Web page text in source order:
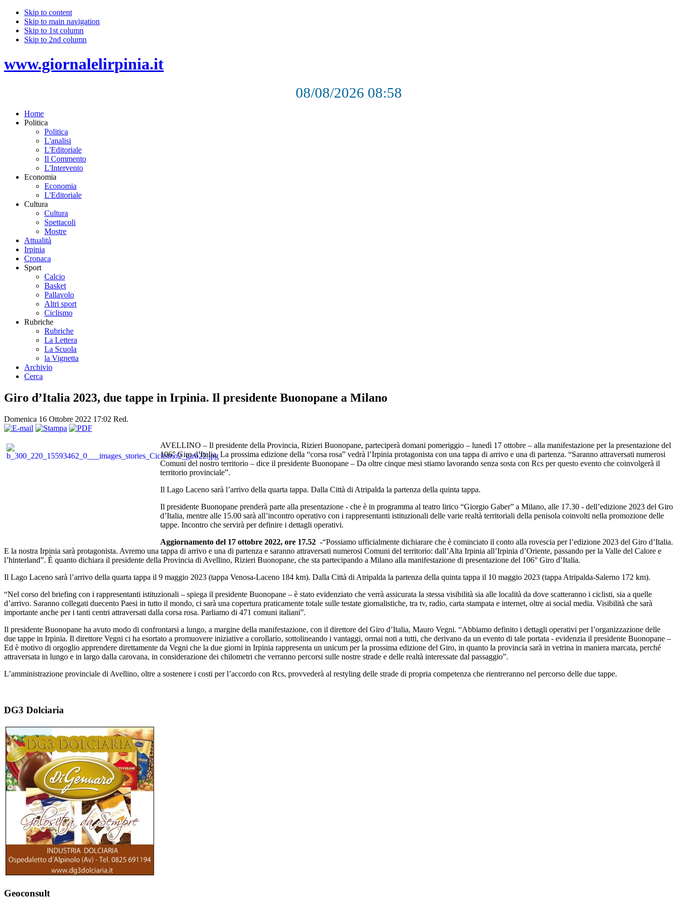
Skip to content
Skip to main navigation
Skip to 1st column
Skip to 2nd column
www.giornalelirpinia.it
08/08/2026 08:58
Home
Politica
Politica
L'analisi
L'Editoriale
Il Commento
L'Intervento
Economia
Economia
L'Editoriale
Cultura
Cultura
Spettacoli
Mostre
Attualità
Irpinia
Cronaca
Sport
Calcio
Basket
Pallavolo
Altri sport
Ciclismo
Rubriche
Rubriche
La Lettera
La Scuola
la Vignetta
Archivio
Cerca
Giro d’Italia 2023, due tappe in Irpinia. Il presidente Buonopane a Milano
Domenica 16 Ottobre 2022 17:02 Red.
AVELLINO – Il presidente della Provincia, Rizieri Buonopane, parteciperà domani pomeriggio – lunedì 17 ottobre – alla manifestazione per la presentazione del
106° Giro d’Italia. La prossima edizione della “corsa rosa” vedrà l’Irpinia protagonista con una tappa di arrivo e una di partenza. “Saranno attraversati numerosi
Comuni del nostro territorio – dice il presidente Buonopane – Da oltre cinque mesi stiamo lavorando senza sosta con Rcs per questo evento che coinvolgerà il
territorio provinciale”.
Il Lago Laceno sarà l’arrivo della quarta tappa. Dalla Città di Atripalda la partenza della quinta tappa.
Il presidente Buonopane prenderà parte alla presentazione - che è in programma al teatro lirico “Giorgio Gaber” a Milano, alle 17.30 - dell’edizione 2023 del Giro
d’Italia, mentre alle 15.00 sarà all’incontro operativo con i rappresentanti istituzionali delle varie realtà territoriali della penisola coinvolti nella promozione delle
tappe. Incontro che servirà per definire i dettagli operativi.
Aggiornamento del 17 ottobre 2022, ore 17.52 -“Possiamo ufficialmente dichiarare che è cominciato il conto alla rovescia per l’edizione 2023 del Giro d’Italia.
E la nostra Irpinia sarà protagonista. Avremo una tappa di arrivo e una di partenza e saranno attraversati numerosi Comuni del territorio: dall’Alta Irpinia all’Irpinia d’Oriente, passando per la Valle del Calore e
l’hinterland”. È quanto dichiara il presidente della Provincia di Avellino, Rizieri Buonopane, che sta partecipando a Milano alla manifestazione di presentazione del 106° Giro d’Italia.
Il Lago Laceno sarà l’arrivo della quarta tappa il 9 maggio 2023 (tappa Venosa-Laceno 184 km). Dalla Città di Atripalda la partenza della quinta tappa il 10 maggio 2023 (tappa Atripalda-Salerno 172 km).
“Nel corso del briefing con i rappresentanti istituzionali – spiega il presidente Buonopane – è stato evidenziato che verrà assicurata la stessa visibilità sia alle località da dove scatteranno i ciclisti, sia a quelle
d’arrivo. Saranno collegati duecento Paesi in tutto il mondo, ci sarà una copertura praticamente totale sulle testate giornalistiche, tra tv, radio, carta stampata e internet, oltre ai social media. Visibilità che sarà
importante anche per i tanti centri attraversati dalla corsa rosa. Parliamo di 471 comuni italiani”.
Il presidente Buonopane ha avuto modo di confrontarsi a lungo, a margine della manifestazione, con il direttore del Giro d’Italia, Mauro Vegni. “Abbiamo definito i dettagli operativi per l’organizzazione delle
due tappe in Irpinia. Il direttore Vegni ci ha esortato a promuovere iniziative a corollario, sottolineando i vantaggi, ormai noti a tutti, che derivano da un evento di tale portata - evidenzia il presidente Buonopane –
Ed è motivo di orgoglio apprendere direttamente da Vegni che la due giorni in Irpinia rappresenta un unicum per la prossima edizione del Giro, in quanto la provincia sarà in vetrina in maniera marcata, perché
attraversata in lungo e in largo dalla carovana, in considerazione dei chilometri che verranno percorsi sulle nostre strade e delle realtà interessate dal passaggio”.
L’amministrazione provinciale di Avellino, oltre a sostenere i costi per l’accordo con Rcs, provvederà al restyling delle strade di propria competenza che rientreranno nel percorso delle due tappe.
DG3 Dolciaria
Geoconsult